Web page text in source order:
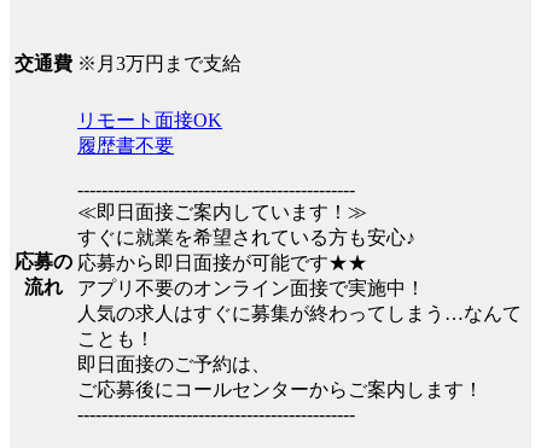
交通費 ※月3万円まで支給
応募の
流れ
リモート面接OK
履歴書不要
----------------------------------------------
≪即日面接ご案内しています！≫
すぐに就業を希望されている方も安心♪
応募から即日面接が可能です★★
アプリ不要のオンライン面接で実施中！
人気の求人はすぐに募集が終わってしまう…なんて
ことも！
即日面接のご予約は、
ご応募後にコールセンターからご案内します！
----------------------------------------------